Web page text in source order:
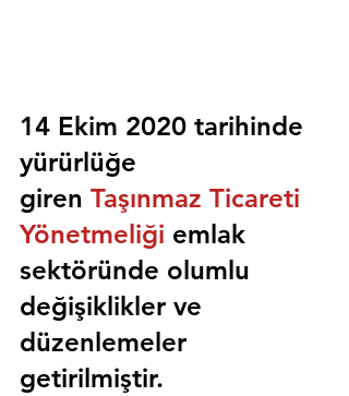
14 Ekim 2020 tarihinde
yürürlüğe
giren Taşınmaz Ticareti
Yönetmeliği emlak
sektöründe olumlu
değişiklikler ve
düzenlemeler
getirilmiştir.